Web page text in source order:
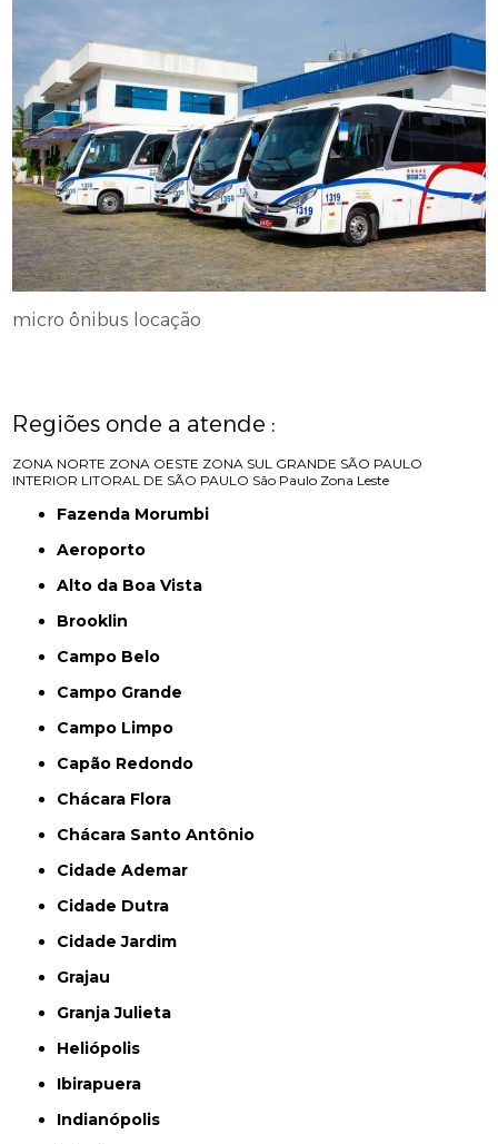
micro ônibus locação
Regiões onde a atende :
ZONA NORTE ZONA OESTE ZONA SUL GRANDE SÃO PAULO
INTERIOR LITORAL DE SÃO PAULO São Paulo Zona Leste
Fazenda Morumbi
Aeroporto
Alto da Boa Vista
Brooklin
Campo Belo
Campo Grande
Campo Limpo
Capão Redondo
Chácara Flora
Chácara Santo Antônio
Cidade Ademar
Cidade Dutra
Cidade Jardim
Grajau
Granja Julieta
Heliópolis
Ibirapuera
Indianópolis